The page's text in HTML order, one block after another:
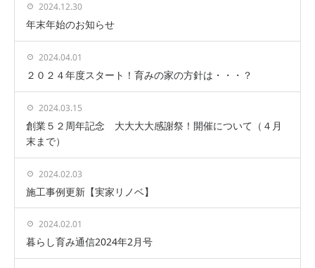
2024.12.30
年末年始のお知らせ
2024.04.01
２０２４年度スタート！育みの家の方針は・・・？
2024.03.15
創業５２周年記念 大大大大感謝祭！開催について（４月
末まで）
2024.02.03
施工事例更新【実家リノベ】
2024.02.01
暮らし育み通信2024年2月号